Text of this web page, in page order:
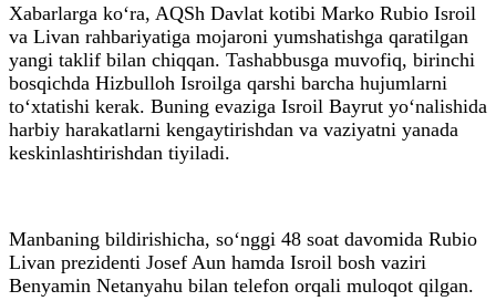
Xabarlarga ko‘ra, AQSh Davlat kotibi Marko Rubio Isroil
va Livan rahbariyatiga mojaroni yumshatishga qaratilgan
yangi taklif bilan chiqqan. Tashabbusga muvofiq, birinchi
bosqichda Hizbulloh Isroilga qarshi barcha hujumlarni
to‘xtatishi kerak. Buning evaziga Isroil Bayrut yo‘nalishida
harbiy harakatlarni kengaytirishdan va vaziyatni yanada
keskinlashtirishdan tiyiladi.
Manbaning bildirishicha, so‘nggi 48 soat davomida Rubio
Livan prezidenti Josef Aun hamda Isroil bosh vaziri
Benyamin Netanyahu bilan telefon orqali muloqot qilgan.